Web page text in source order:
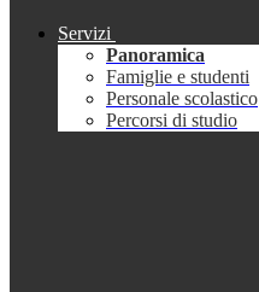
Servizi
Panoramica
Famiglie e studenti
Personale scolastico
Percorsi di studio